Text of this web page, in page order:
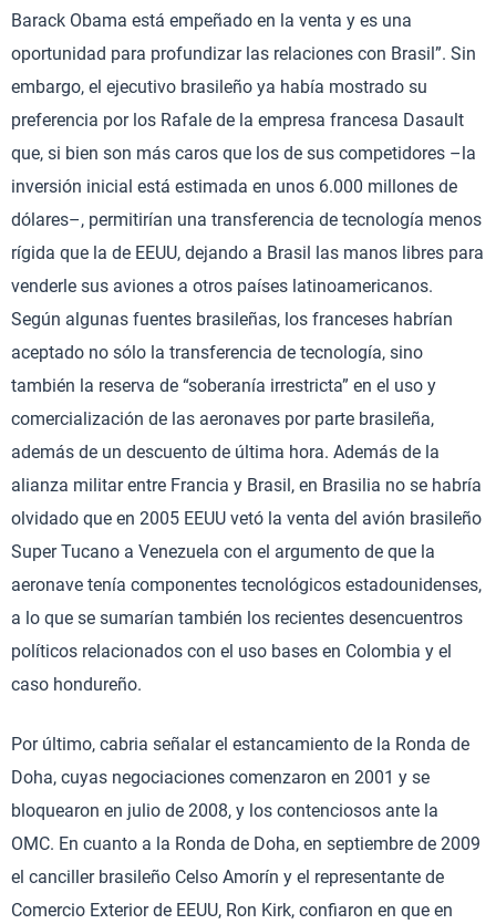
Barack Obama está empeñado en la venta y es una
oportunidad para profundizar las relaciones con Brasil”. Sin
embargo, el ejecutivo brasileño ya había mostrado su
preferencia por los Rafale de la empresa francesa Dasault
que, si bien son más caros que los de sus competidores –la
inversión inicial está estimada en unos 6.000 millones de
dólares–, permitirían una transferencia de tecnología menos
rígida que la de EEUU, dejando a Brasil las manos libres para
venderle sus aviones a otros países latinoamericanos.
Según algunas fuentes brasileñas, los franceses habrían
aceptado no sólo la transferencia de tecnología, sino
también la reserva de “soberanía irrestricta” en el uso y
comercialización de las aeronaves por parte brasileña,
además de un descuento de última hora. Además de la
alianza militar entre Francia y Brasil, en Brasilia no se habría
olvidado que en 2005 EEUU vetó la venta del avión brasileño
Super Tucano a Venezuela con el argumento de que la
aeronave tenía componentes tecnológicos estadounidenses,
a lo que se sumarían también los recientes desencuentros
políticos relacionados con el uso bases en Colombia y el
caso hondureño.
Por último, cabria señalar el estancamiento de la Ronda de
Doha, cuyas negociaciones comenzaron en 2001 y se
bloquearon en julio de 2008, y los contenciosos ante la
OMC. En cuanto a la Ronda de Doha, en septiembre de 2009
el canciller brasileño Celso Amorín y el representante de
Comercio Exterior de EEUU, Ron Kirk, confiaron en que en